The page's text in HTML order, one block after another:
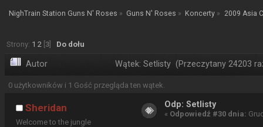
NighTrain Station Guns N' Roses » Guns N' Roses » Koncerty » 2009 Asia
Strony: 1 2 [3] Do dołu
Autor Wątek: Setlisty (Przeczytany 24203
0 użytkowników i 1 Gość przegląda ten wątek.
Sheridan
Welcome to the jungle
Odp: Setlisty
« Odpowiedź #30 dnia: